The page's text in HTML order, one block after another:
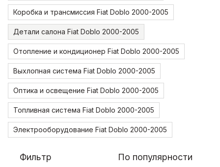
Коробка и трансмиссия Fiat Doblo 2000-2005
Детали салона Fiat Doblo 2000-2005
Отопление и кондиционер Fiat Doblo 2000-2005
Выхлопная система Fiat Doblo 2000-2005
Оптика и освещение Fiat Doblo 2000-2005
Топливная система Fiat Doblo 2000-2005
Электрооборудование Fiat Doblo 2000-2005
Фильтр По популярности